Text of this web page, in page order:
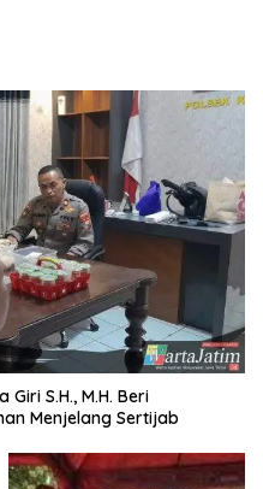
S.H., M.H. Beri
Menjelang Sertijab